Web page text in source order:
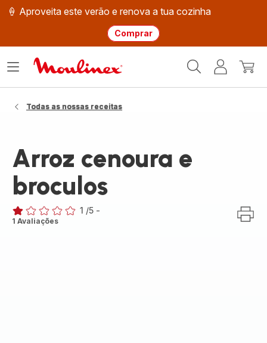
🍦 Aproveita este verão e renova a tua cozinha
Comprar
Moulinex
O
Abrir
Todas as nossas receitas
Arroz cenoura e
broculos
Avaliações
1 /5 -
1 Avaliações